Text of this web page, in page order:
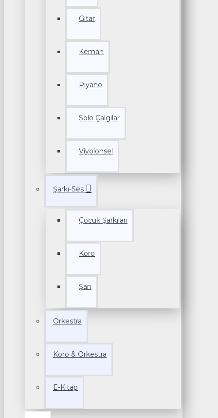
Gitar
Keman
Piyano
Solo Çalgılar
Viyolonsel
Şarkı-Ses
Çocuk Şarkıları
Koro
Şan
Orkestra
Koro & Orkestra
E-Kitap